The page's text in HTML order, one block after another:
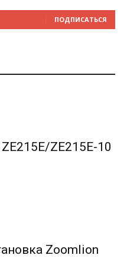
ПОДПИСАТЬСЯ
ZE215E-10
Zoomlion